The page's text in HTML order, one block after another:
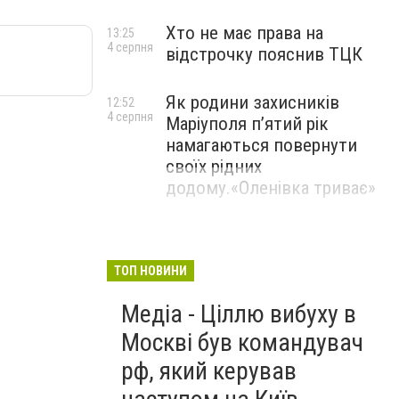
Хто не має права на
відстрочку пояснив ТЦК
13:25
4 серпня
Як родини захисників
Маріуполя пʼятий рік
намагаються повернути
своїх рідних
додому.«Оленівка триває»
12:52
4 серпня
ТОП НОВИНИ
Медіа - Ціллю вибуху в
Москві був командувач
рф, який керував